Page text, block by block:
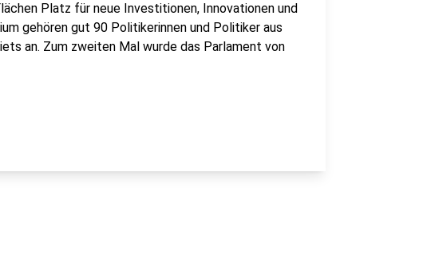
Platz für neue Investitionen, Innovationen und
gehören gut 90 Politikerinnen und Politiker aus
an. Zum zweiten Mal wurde das Parlament von